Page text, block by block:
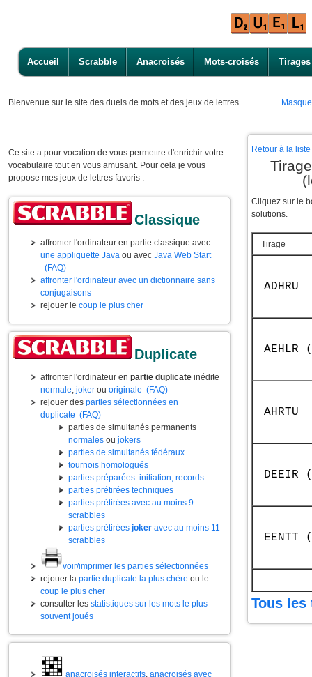
Accueil Scrabble Anacroisés Mots-croisés Tirages
Bienvenue sur le site des duels de mots et des jeux de lettres.
Ce site a pour vocation de vous permettre d'enrichir votre
vocabulaire tout en vous amusant. Pour cela je vous
propose mes jeux de lettres favoris :
Classique
affronter l'ordinateur en partie classique avec
une appliquette Java ou avec Java Web Start
(FAQ)
affronter l'ordinateur avec un dictionnaire sans
conjugaisons
rejouer le coup le plus cher
Duplicate
affronter l'ordinateur en partie duplicate inédite
normale, joker ou originale (FAQ)
rejouer des parties sélectionnées en
duplicate (FAQ)
parties de simultanés permanents
normales ou jokers
parties de simultanés fédéraux
tournois homologués
parties préparées: initiation, records ...
parties prétirées techniques
parties prétirées avec au moins 9
scrabbles
parties prétirées joker avec au moins 11
scrabbles
voir/imprimer les parties sélectionnées
rejouer la partie duplicate la plus chère ou le
coup le plus cher
consulter les statistiques sur les mots le plus
souvent joués
anacroisés interactifs, anacroisés avec
Retour à la
Cliquez sur le
solutions.
Tirage
ADHRU
AEHLR
AHRTU
DEEIR
EENTT
Tous les